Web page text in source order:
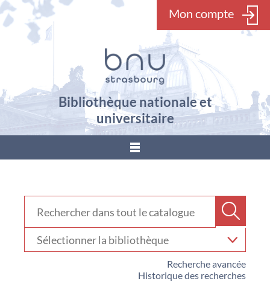
Mon compte
Bibliothèque nationale et
universitaire
???
Recherche avancée
Historique des recherches
votre
bibliothèque